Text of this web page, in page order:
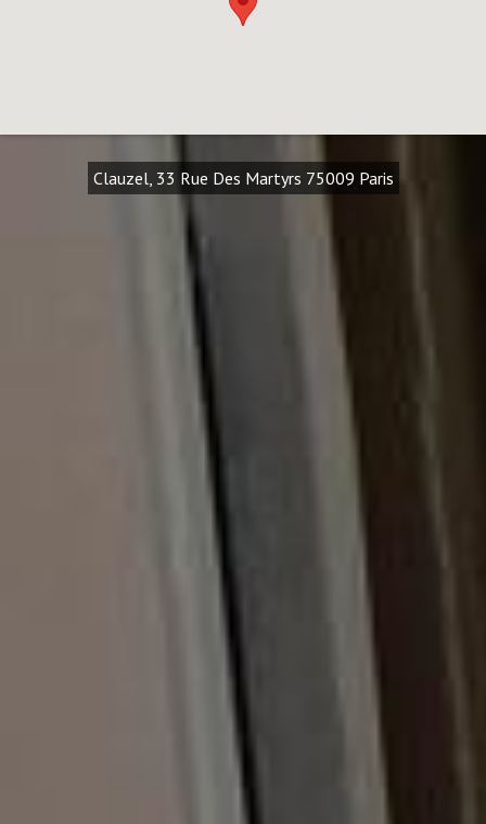
Clauzel, 33 Rue Des Martyrs 75009 Paris